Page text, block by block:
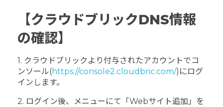
【クラウドブリックDNS情報
の確認】
1. クラウドブリックより付与されたアカウントでコ
ンソール(https://console2.cloudbric.com/)にログ
インします。
2. ログイン後、メニューにて「Webサイト追加」を